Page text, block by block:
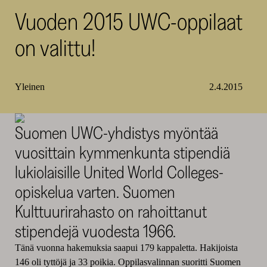
SKR
Vuoden 2015 UWC-oppilaat
on valittu!
Yleinen 2.4.2015
Suomen UWC-yhdistys myöntää
vuosittain kymmenkunta stipendiä
lukiolaisille United World Colleges-
opiskelua varten. Suomen
Kulttuurirahasto on rahoittanut
stipendejä vuodesta 1966.
Tänä vuonna hakemuksia saapui 179 kappaletta. Hakijoista
146 oli tyttöjä ja 33 poikia. Oppilasvalinnan suoritti Suomen